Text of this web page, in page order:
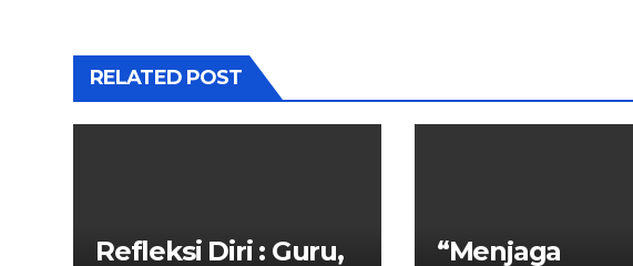
RELATED POST
Refleksi Diri : Guru,
“Menjaga